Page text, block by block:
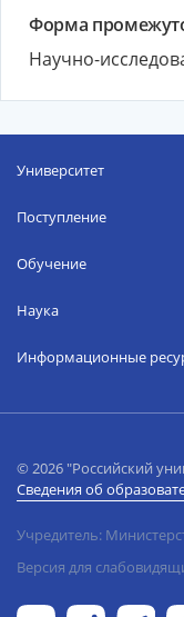
Форма
Научно-
Университет
Поступление
Обучение
Наука
Информационные
© 2026 "Российский
Сведения об
Учредитель:
Версия для